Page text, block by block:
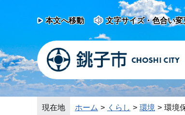
本文へ移動 文字サイズ・色合い
現在地 ホーム くらし 環境 環境